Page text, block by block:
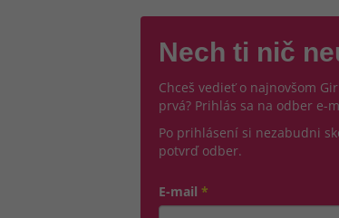
Nech ti nič
Chceš vedieť o najnovšom
prvá? Prihlás sa na odber e-
Po prihlásení si nezabudni
potvrď odber.
E-mail *